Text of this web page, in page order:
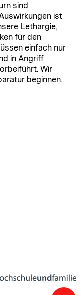
sind
ist
Lethargie,
für den
einfach nur
in Angriff
Wir
beginnen.